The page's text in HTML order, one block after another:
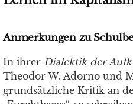
Anmerkungen zu
In ihrer Dialektik der
Theodor W. Adorno und
grundsätzliche Kritik an